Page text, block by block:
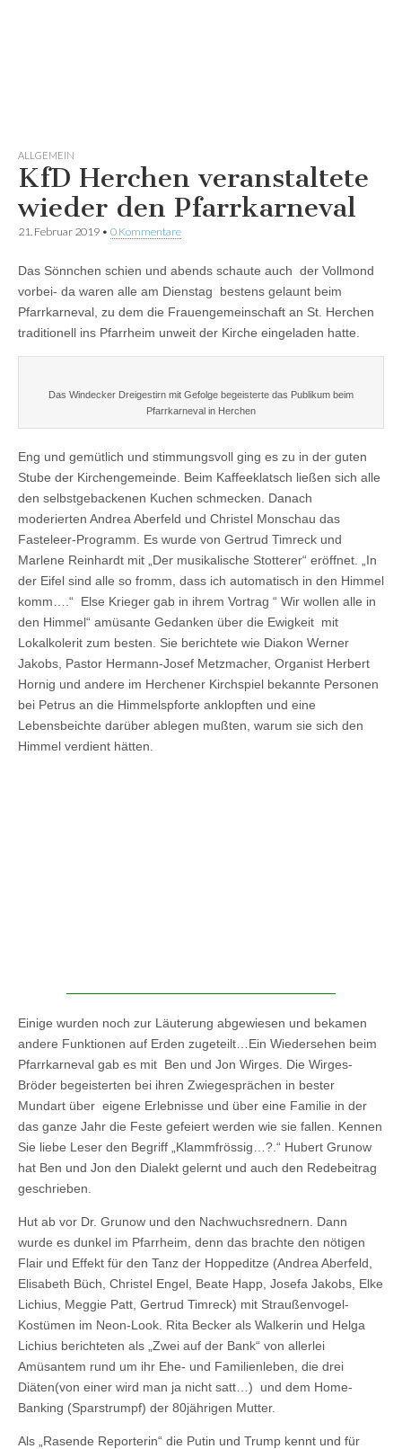
ALLGEMEIN
KfD Herchen veranstaltete
wieder den Pfarrkarneval
21. Februar 2019 • 0 Kommentare
Das Sönnchen schien und abends schaute auch der Vollmond
vorbei- da waren alle am Dienstag bestens gelaunt beim
Pfarrkarneval, zu dem die Frauengemeinschaft an St. Herchen
traditionell ins Pfarrheim unweit der Kirche eingeladen hatte.
Das Windecker Dreigestirn mit Gefolge begeisterte das Publikum beim
Pfarrkarneval in Herchen
Eng und gemütlich und stimmungsvoll ging es zu in der guten
Stube der Kirchengemeinde. Beim Kaffeeklatsch ließen sich alle
den selbstgebackenen Kuchen schmecken. Danach
moderierten Andrea Aberfeld und Christel Monschau das
Fasteleer-Programm. Es wurde von Gertrud Timreck und
Marlene Reinhardt mit „Der musikalische Stotterer“ eröffnet. „In
der Eifel sind alle so fromm, dass ich automatisch in den Himmel
komm….“ Else Krieger gab in ihrem Vortrag “ Wir wollen alle in
den Himmel“ amüsante Gedanken über die Ewigkeit mit
Lokalkolerit zum besten. Sie berichtete wie Diakon Werner
Jakobs, Pastor Hermann-Josef Metzmacher, Organist Herbert
Hornig und andere im Herchener Kirchspiel bekannte Personen
bei Petrus an die Himmelspforte anklopften und eine
Lebensbeichte darüber ablegen mußten, warum sie sich den
Himmel verdient hätten.
Einige wurden noch zur Läuterung abgewiesen und bekamen
andere Funktionen auf Erden zugeteilt…Ein Wiedersehen beim
Pfarrkarneval gab es mit Ben und Jon Wirges. Die Wirges-
Bröder begeisterten bei ihren Zwiegesprächen in bester
Mundart über eigene Erlebnisse und über eine Familie in der
das ganze Jahr die Feste gefeiert werden wie sie fallen. Kennen
Sie liebe Leser den Begriff „Klammfrössig…?.“ Hubert Grunow
hat Ben und Jon den Dialekt gelernt und auch den Redebeitrag
geschrieben.
Hut ab vor Dr. Grunow und den Nachwuchsrednern. Dann
wurde es dunkel im Pfarrheim, denn das brachte den nötigen
Flair und Effekt für den Tanz der Hoppeditze (Andrea Aberfeld,
Elisabeth Büch, Christel Engel, Beate Happ, Josefa Jakobs, Elke
Lichius, Meggie Patt, Gertrud Timreck) mit Straußenvogel-
Kostümen im Neon-Look. Rita Becker als Walkerin und Helga
Lichius berichteten als „Zwei auf der Bank“ von allerlei
Amüsantem rund um ihr Ehe- und Familienleben, die drei
Diäten(von einer wird man ja nicht satt…) und dem Home-
Banking (Sparstrumpf) der 80jährigen Mutter.
Als „Rasende Reporterin“ die Putin und Trump kennt und für